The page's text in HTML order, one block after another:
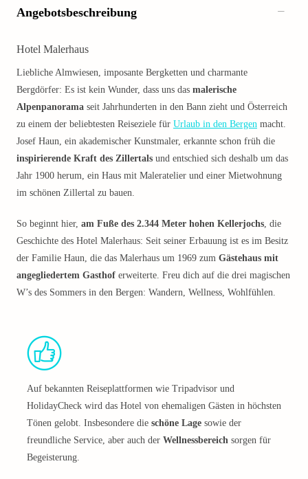
Angebotsbeschreibung
Hotel Malerhaus
Liebliche Almwiesen, imposante Bergketten und charmante
Bergdörfer: Es ist kein Wunder, dass uns das malerische
Alpenpanorama seit Jahrhunderten in den Bann zieht und Österreich
zu einem der beliebtesten Reiseziele für Urlaub in den Bergen macht.
Josef Haun, ein akademischer Kunstmaler, erkannte schon früh die
inspirierende Kraft des Zillertals und entschied sich deshalb um das
Jahr 1900 herum, ein Haus mit Maleratelier und einer Mietwohnung
im schönen Zillertal zu bauen.
So beginnt hier, am Fuße des 2.344 Meter hohen Kellerjochs, die
Geschichte des Hotel Malerhaus: Seit seiner Erbauung ist es im Besitz
der Familie Haun, die das Malerhaus um 1969 zum Gästehaus mit
angegliedertem Gasthof erweiterte. Freu dich auf die drei magischen
W’s des Sommers in den Bergen: Wandern, Wellness, Wohlfühlen.
Auf bekannten Reiseplattformen wie Tripadvisor und
HolidayCheck wird das Hotel von ehemaligen Gästen in höchsten
Tönen gelobt. Insbesondere die schöne Lage sowie der
freundliche Service, aber auch der Wellnessbereich sorgen für
Begeisterung.